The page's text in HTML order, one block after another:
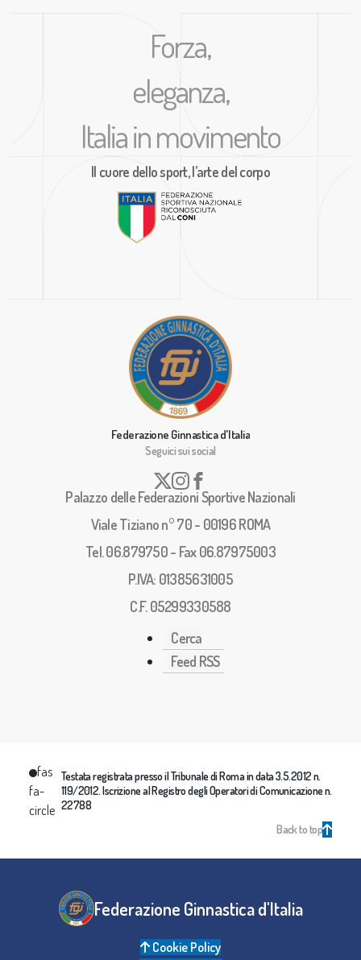
Forza,
eleganza,
Italia in movimento
Il cuore dello sport, l’arte del corpo
Federazione Ginnastica d'Italia
Seguici sui social
Palazzo delle Federazioni Sportive Nazionali
Viale Tiziano n° 70 - 00196 ROMA
Tel. 06.879750 - Fax 06.87975003
P.IVA: 01385631005
C.F. 05299330588
Cerca
Feed RSS
fas
fa-
circle
Testata registrata presso il Tribunale di Roma in data 3.5.2012 n.
119/2012. Iscrizione al Registro degli Operatori di Comunicazione n.
22788
Back to top
Federazione Ginnastica d'Italia
Cookie Policy